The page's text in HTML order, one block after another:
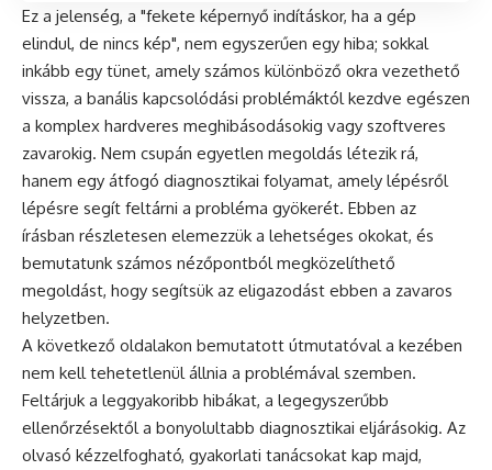
Ez a jelenség, a "fekete képernyő indításkor, ha a gép
elindul, de nincs kép", nem egyszerűen egy hiba; sokkal
inkább egy tünet, amely számos különböző okra vezethető
vissza, a banális kapcsolódási problémáktól kezdve egészen
a komplex hardveres meghibásodásokig vagy szoftveres
zavarokig. Nem csupán egyetlen megoldás létezik rá,
hanem egy átfogó diagnosztikai folyamat, amely lépésről
lépésre segít feltárni a probléma gyökerét. Ebben az
írásban részletesen elemezzük a lehetséges okokat, és
bemutatunk számos nézőpontból megközelíthető
megoldást, hogy segítsük az eligazodást ebben a zavaros
helyzetben.
A következő oldalakon bemutatott útmutatóval a kezében
nem kell tehetetlenül állnia a problémával szemben.
Feltárjuk a leggyakoribb hibákat, a legegyszerűbb
ellenőrzésektől a bonyolultabb diagnosztikai eljárásokig. Az
olvasó kézzelfogható, gyakorlati tanácsokat kap majd,